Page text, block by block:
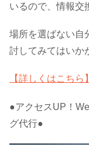
いるので、情報交
場所を選ばない自
討してみてはいか
【詳しくはこちら】
●アクセスUP！
グ代行●